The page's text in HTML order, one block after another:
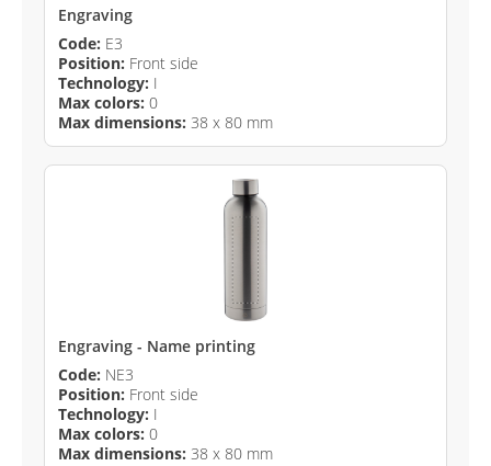
Engraving
Code: E3
Position: Front side
Technology: I
Max colors: 0
Max dimensions: 38 x 80 mm
Engraving - Name printing
Code: NE3
Position: Front side
Technology: I
Max colors: 0
Max dimensions: 38 x 80 mm